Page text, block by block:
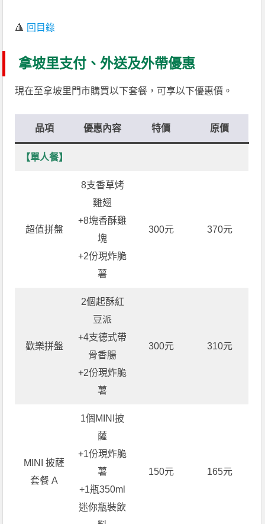
🔺 回目錄
拿坡里支付、外送及外帶優惠
現在至拿坡里門市購買以下套餐，可享以下優惠價。
品項 優惠內容 特價 原價
【單人餐】
超值拼盤
8支香草烤
雞翅
+8塊香酥雞
塊
+2份現炸脆
薯
300元 370元
歡樂拼盤
2個起酥紅
豆派
+4支德式帶
骨香腸
+2份現炸脆
薯
300元 310元
MINI 披薩
套餐 A
1個MINI披
薩
+1份現炸脆
薯
+1瓶350ml
迷你瓶裝飲
150元 165元